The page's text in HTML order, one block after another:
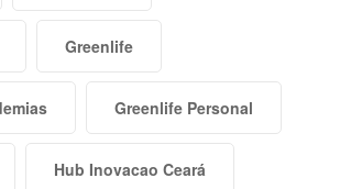
Greenlife
Greenlife Personal
Hub Inovacao Ceará